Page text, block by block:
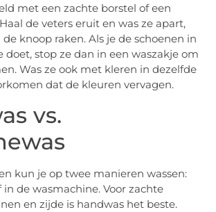
met een zachte borstel of een
de veters eruit en was ze apart,
knoop raken. Als je de schoenen in
doet, stop ze dan in een waszakje om
Was ze ook met kleren in dezelfde
dat de kleuren vervagen.
vs.
kun je op twee manieren wassen:
de wasmachine. Voor zachte
en zijde is handwas het beste.